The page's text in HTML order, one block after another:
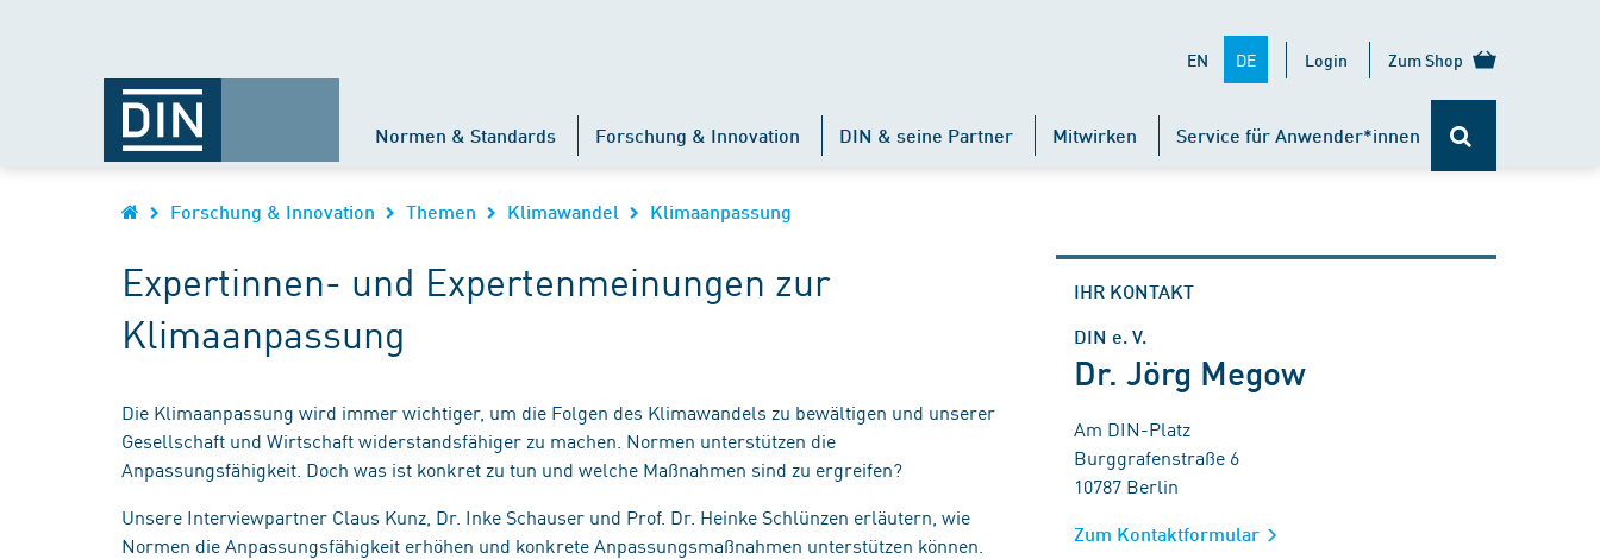
EN DE Login Zum Shop
Normen & Standards Forschung & Innovation DIN & seine Partner Mitwirken Service für Anwender*innen
Forschung & Innovation Themen Klimawandel Klimaanpassung
Expertinnen- und Expertenmeinungen zur
Klimaanpassung
Die Klimaanpassung wird immer wichtiger, um die Folgen des Klimawandels zu bewältigen und unserer
Gesellschaft und Wirtschaft widerstandsfähiger zu machen. Normen unterstützen die
Anpassungsfähigkeit. Doch was ist konkret zu tun und welche Maßnahmen sind zu ergreifen?
Unsere Interviewpartner Claus Kunz, Dr. Inke Schauser und Prof. Dr. Heinke Schlünzen erläutern, wie
Normen die Anpassungsfähigkeit erhöhen und konkrete Anpassungsmaßnahmen unterstützen können.
IHR KONTAKT
DIN e. V.
Dr. Jörg Megow
Am DIN-Platz
Burggrafenstraße 6
10787 Berlin
Zum Kontaktformular